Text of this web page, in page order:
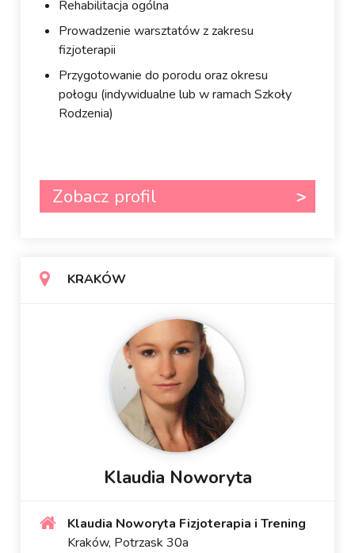
Rehabilitacja ogólna
Prowadzenie warsztatów z zakresu
fizjoterapii
Przygotowanie do porodu oraz okresu
połogu (indywidualne lub w ramach Szkoły
Rodzenia)
Zobacz profil
KRAKÓW
Klaudia Noworyta
Klaudia Noworyta Fizjoterapia i Trening
Kraków, Potrzask 30a